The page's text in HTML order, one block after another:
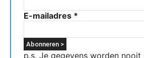
E-mailadres *
p.s. Je gegevens worden nooit